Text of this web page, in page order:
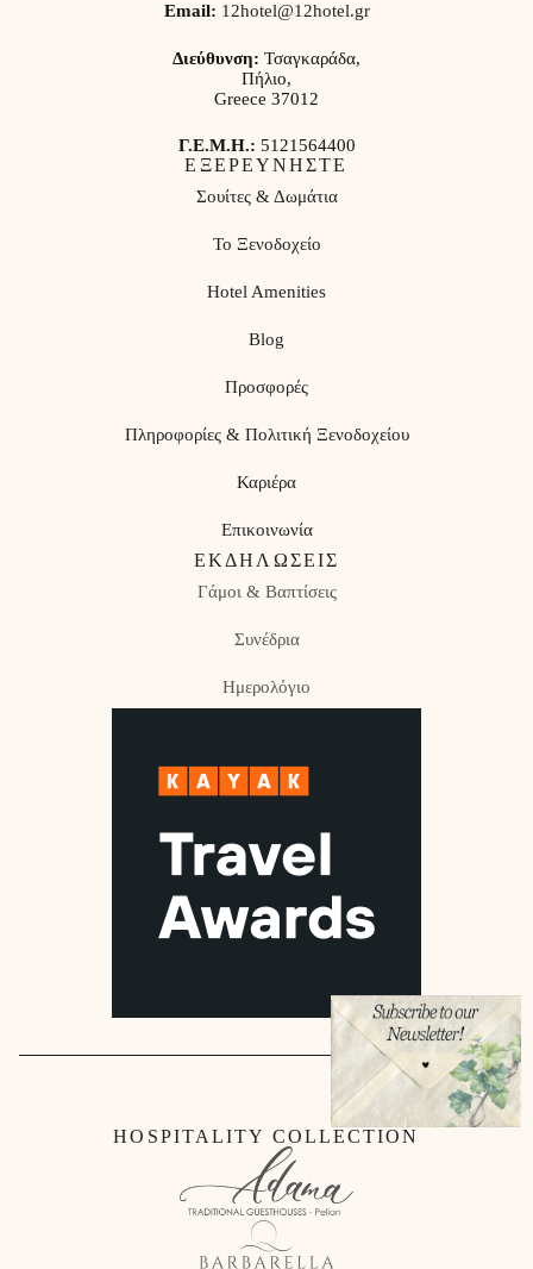
Email: 12hotel@12hotel.gr
Διεύθυνση: Τσαγκαράδα,
Πήλιο,
Greece 37012
Γ.Ε.Μ.Η.: 5121564400
ΕΞΕΡΕΥΝΗΣΤΕ
Σουίτες & Δωμάτια
Το Ξενοδοχείο
Hotel Amenities
Blog
Προσφορές
Πληροφορίες & Πολιτική Ξενοδοχείου
Καριέρα
Επικοινωνία
ΕΚΔΗΛΏΣΕΙΣ
Γάμοι & Βαπτίσεις
Συνέδρια
Ημερολόγιο
HOSPITALITY COLLECTION